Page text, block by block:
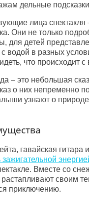
дельные
лица
Они не только
для детей
с водой в разных
что происходит
– это небольшая
о них непременно
узнают о
гавайская гитара
Вместе со
своим
приключению.